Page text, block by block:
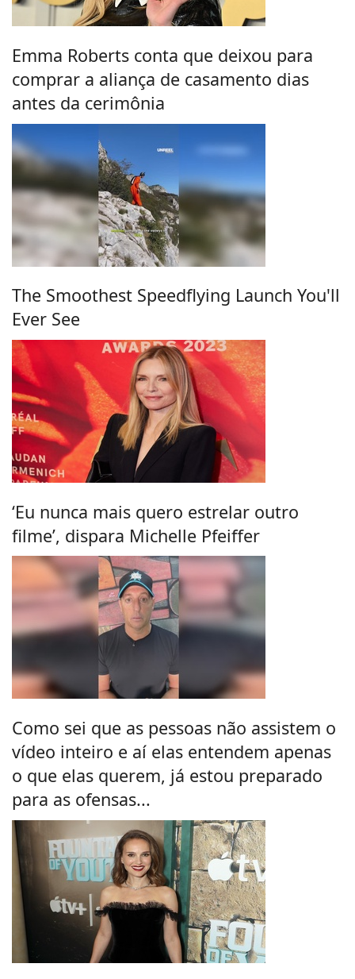
Emma Roberts conta que deixou para
comprar a aliança de casamento dias
antes da cerimônia
The Smoothest Speedflying Launch You'll
Ever See
‘Eu nunca mais quero estrelar outro
filme’, dispara Michelle Pfeiffer
Como sei que as pessoas não assistem o
vídeo inteiro e aí elas entendem apenas
o que elas querem, já estou preparado
para as ofensas...